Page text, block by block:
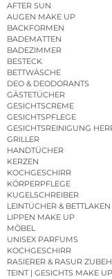
AFTER SUN
AUGEN MAKE UP
BACKFORMEN
BADEMATTEN
BADEZIMMER
BESTECK
BETTWÄSCHE
DEO & DEODORANTS
GÄSTETÜCHER
GESICHTSCREME
GESICHTSPFLEGE
GESICHTSREINIGUNG
GRILLER
HANDTÜCHER
KERZEN
KOCHGESCHIRR
KÖRPERPFLEGE
KUGELSCHREIBER
LEINTÜCHER & BETTLAKEN
LIPPEN MAKE UP
MÖBEL
UNISEX PARFUMS
KOCHGESCHIRR
RASIERER & RASUR
TEINT | GESICHTS MAKE UP